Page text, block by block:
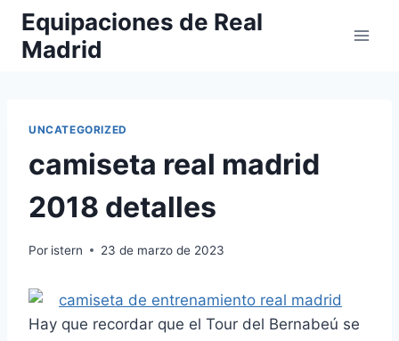
Saltar
contenido
Equipaciones de Real
Madrid
UNCATEGORIZED
camiseta real madrid
2018 detalles
Por istern 23 de marzo de 2023
Hay que recordar que el Tour del Bernabeú se